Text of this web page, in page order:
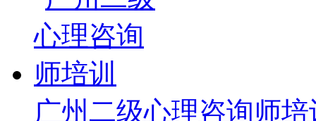
广州二级心理咨询师培